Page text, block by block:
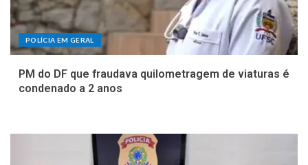
POLÍCIA EM GERAL
PM do DF que fraudava quilometragem de viaturas é
condenado a 2 anos